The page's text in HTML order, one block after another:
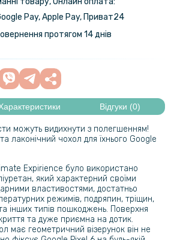
254 грн
299 грн
CODE Tactile Experience для Honor Magic
199 грн
259 грн
Full Screen Tempered Glass для Google
199 грн
плівка Hydrogel Film для Google Pixel 6,
159 грн
Pay, Apple Pay, Приват24
протягом 14 днів
Відгуки (0)
можуть видихнути з полегшенням!
лаконічний чохол для їхнього Google
Expirience було використано
який характерний своїми
властивостями, достатньо
режимів, подряпин, тріщин,
інших типів пошкоджень. Поверхня
та дуже приємна на дотик.
має геометричний візерунок він не